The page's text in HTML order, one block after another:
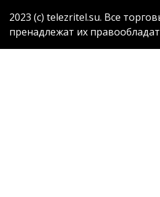
2023 (с) telezritel.su. Все
пренадлежат их